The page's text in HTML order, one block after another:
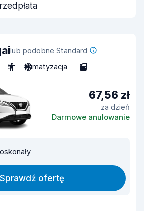
lub podobne Standard
5 Klimatyzacja 5
67,56 zł
za dzień
Darmowe anulowanie
Sprawdź ofertę